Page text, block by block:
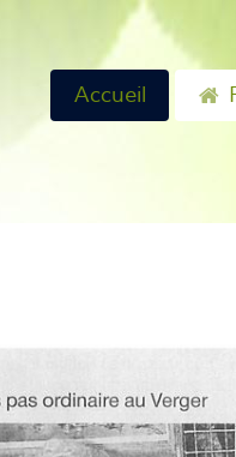
Accueil